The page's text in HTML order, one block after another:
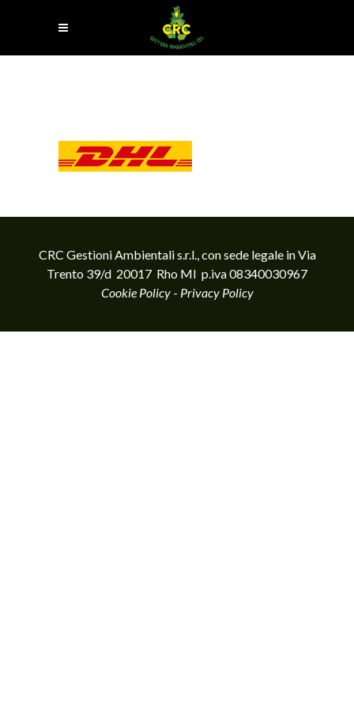
CRC Gestioni Ambientali s.r.l., con sede legale in Via
Trento 39/d 20017 Rho MI p.iva 08340030967
Cookie Policy- Privacy Policy